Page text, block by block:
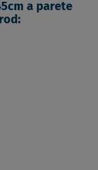
a parete